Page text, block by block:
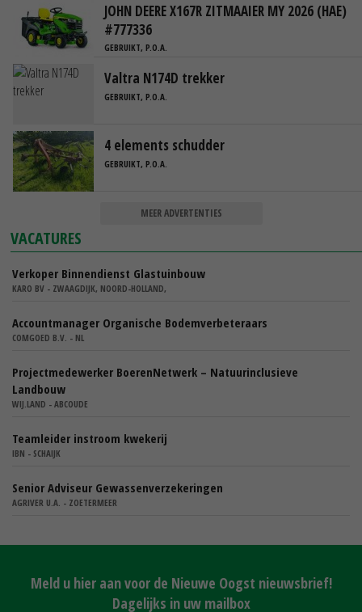
JOHN DEERE X167R ZITMAAIER MY 2026 (HAE)
#777336
GEBRUIKT, P.O.A.
Valtra N174D trekker
GEBRUIKT, P.O.A.
4 elements schudder
GEBRUIKT, P.O.A.
MEER ADVERTENTIES
VACATURES
Verkoper Binnendienst Glastuinbouw
KARO BV - ZWAAGDIJK, NOORD-HOLLAND,
Accountmanager Organische Bodemverbeteraars
COMGOED B.V. - NL
Projectmedewerker BoerenNetwerk – Natuurinclusieve
Landbouw
WIJ.LAND - ABCOUDE
Teamleider instroom kwekerij
IBN - SCHAIJK
Senior Adviseur Gewassenverzekeringen
AGRIVER U.A. - ZOETERMEER
Meld u hier aan voor de Nieuwe Oogst nieuwsbrief!
Dagelijks in uw mailbox